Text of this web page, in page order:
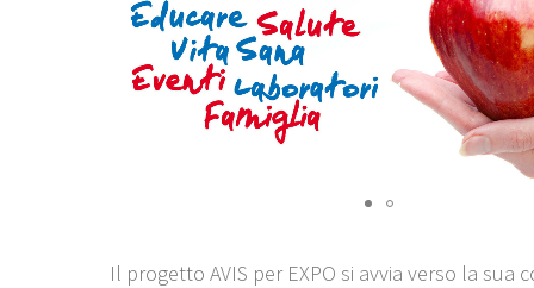
Il progetto AVIS per EXPO si avvia verso la sua